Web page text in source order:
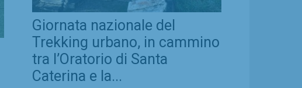
Giornata nazionale del
Trekking urbano, in cammino
tra l’Oratorio di Santa
Caterina e la...